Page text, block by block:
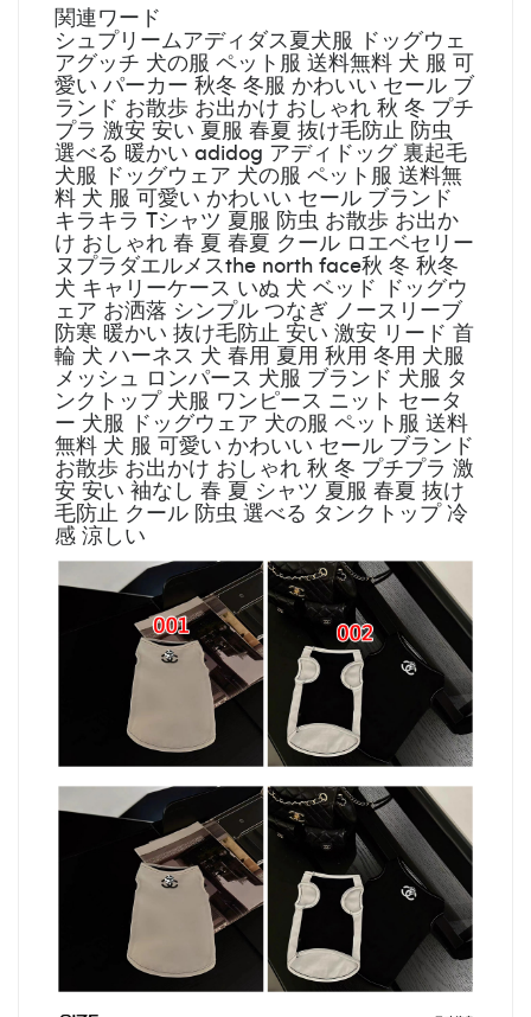
関連ワード
シュプリームアディダス夏犬服 ドッグウェ
アグッチ 犬の服 ペット服 送料無料 犬 服 可
愛い パーカー 秋冬 冬服 かわいい セール ブ
ランド お散歩 お出かけ おしゃれ 秋 冬 プチ
プラ 激安 安い 夏服 春夏 抜け毛防止 防虫
選べる 暖かい adidog アディドッグ 裏起毛
犬服 ドッグウェア 犬の服 ペット服 送料無
料 犬 服 可愛い かわいい セール ブランド
キラキラ Tシャツ 夏服 防虫 お散歩 お出か
け おしゃれ 春 夏 春夏 クール ロエベセリー
ヌプラダエルメスthe north face秋 冬 秋冬
犬 キャリーケース いぬ 犬 ベッド ドッグウ
ェア お洒落 シンプル つなぎ ノースリーブ
防寒 暖かい 抜け毛防止 安い 激安 リード 首
輪 犬 ハーネス 犬 春用 夏用 秋用 冬用 犬服
メッシュ ロンパース 犬服 ブランド 犬服 タ
ンクトップ 犬服 ワンピース ニット セータ
ー 犬服 ドッグウェア 犬の服 ペット服 送料
無料 犬 服 可愛い かわいい セール ブランド
お散歩 お出かけ おしゃれ 秋 冬 プチプラ 激
安 安い 袖なし 春 夏 シャツ 夏服 春夏 抜け
毛防止 クール 防虫 選べる タンクトップ 冷
感 涼しい